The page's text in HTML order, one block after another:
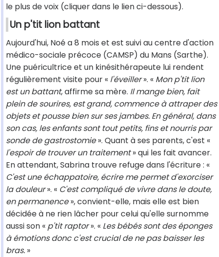
le plus de voix (cliquer dans le lien ci-dessous).
Un p'tit lion battant
Aujourd'hui, Noé a 8 mois et est suivi au centre d'action
médico-sociale précoce (CAMSP) du Mans (Sarthe).
Une puéricultrice et un kinésithérapeute lui rendent
régulièrement visite pour « l'éveiller». « Mon p'tit lion
est un battant, affirme sa mère. Il mange bien, fait
plein de sourires, est grand, commence à attraper des
objets et pousse bien sur ses jambes. En général, dans
son cas, les enfants sont tout petits, fins et nourris par
sonde de gastrostomie». Quant à ses parents, c'est «
l'espoir de trouver un traitement» qui les fait avancer.
En attendant, Sabrina trouve refuge dans l'écriture : «
C'est une échappatoire, écrire me permet d'exorciser
la douleur». « C'est compliqué de vivre dans le doute,
en permanence», convient-elle, mais elle est bien
décidée à ne rien lâcher pour celui qu'elle surnomme
aussi son « p'tit raptor». « Les bébés sont des éponges
à émotions donc c'est crucial de ne pas baisser les
bras. »